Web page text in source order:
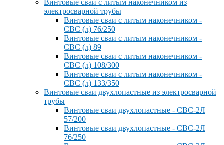
Винтовые сваи с литым наконечником из
электросварной трубы
Винтовые сваи с литым наконечником -
СВС (л) 76/250
Винтовые сваи с литым наконечником -
СВС (л) 89
Винтовые сваи с литым наконечником -
СВС (л) 108/300
Винтовые сваи с литым наконечником -
СВС (л) 133/350
Винтовые сваи двухлопастные из электросварной
трубы
Винтовые сваи двухлопастные - СВС-2Л
57/200
Винтовые сваи двухлопастные - СВС-2Л
76/250